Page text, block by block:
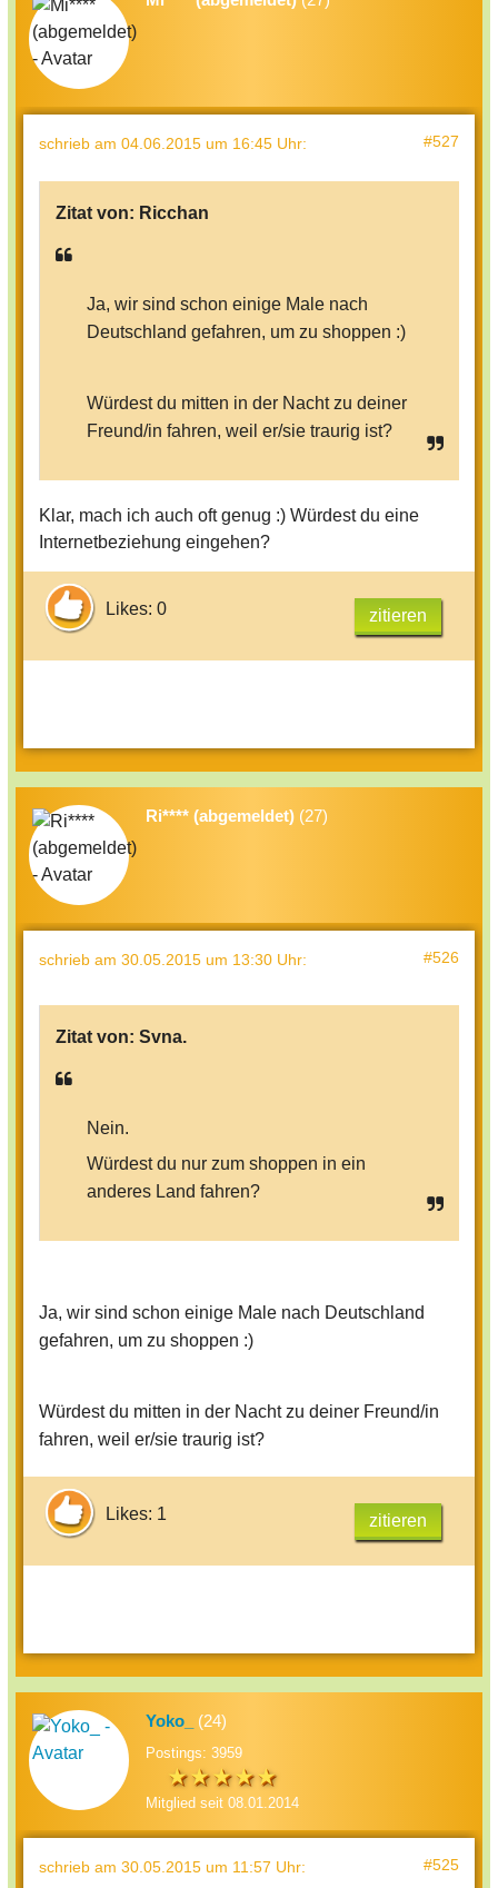
schrieb am 04.06.2015 um 16:45 Uhr: #527
Zitat von: Ricchan
Ja, wir sind schon einige Male nach
Deutschland gefahren, um zu shoppen :)
Würdest du mitten in der Nacht zu deiner
Freund/in fahren, weil er/sie traurig ist?
Klar, mach ich auch oft genug :) Würdest du eine
Internetbeziehung eingehen?
Likes: 0 zitieren
Ri**** (abgemeldet) (27)
schrieb am 30.05.2015 um 13:30 Uhr: #526
Zitat von: Svna.
Nein.
Würdest du nur zum shoppen in ein
anderes Land fahren?
Ja, wir sind schon einige Male nach Deutschland
gefahren, um zu shoppen :)
Würdest du mitten in der Nacht zu deiner Freund/in
fahren, weil er/sie traurig ist?
Likes: 1 zitieren
Yoko_ (24)
Postings: 3959
Mitglied seit 08.01.2014
schrieb am 30.05.2015 um 11:57 Uhr: #525